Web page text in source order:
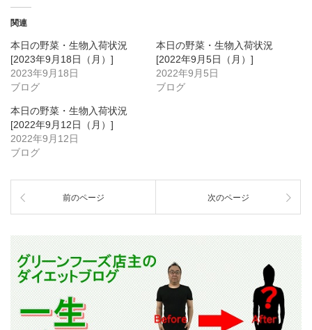
関連
本日の野菜・生物入荷状況
[2023年9月18日（月）]
2023年9月18日
ブログ
本日の野菜・生物入荷状況
[2022年9月5日（月）]
2022年9月5日
ブログ
本日の野菜・生物入荷状況
[2022年9月12日（月）]
2022年9月12日
ブログ
前のページ 次のページ